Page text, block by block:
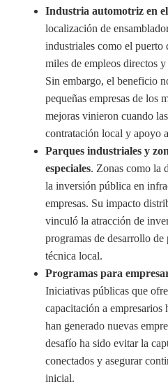
Industria automotriz en el
localización de
industriales como el puerto
miles de empleos directos
Sin embargo, el beneficio
pequeñas empresas de los
mejoras vinieron cuando
contratación local y apoyo
Parques industriales y
especiales. Zonas como la
la inversión pública en
empresas. Su impacto
vinculó la atracción de
programas de desarrollo
técnica local.
Programas para
Iniciativas públicas que
capacitación a
han generado nuevas
desafío ha sido evitar la
conectados y asegurar
inicial.